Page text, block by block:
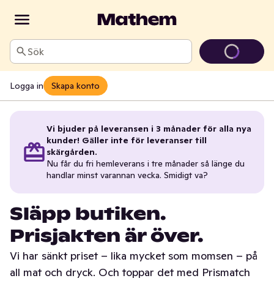
Sök
Logga in Skapa konto
Vi bjuder på leveransen i 3 månader för alla nya
kunder! Gäller inte för leveranser till
skärgården.
Nu får du fri hemleverans i tre månader så länge du
handlar minst varannan vecka. Smidigt va?
Släpp butiken.
Prisjakten är över.
Vi har sänkt priset – lika mycket som momsen – på
all mat och dryck. Och toppar det med Prismatch